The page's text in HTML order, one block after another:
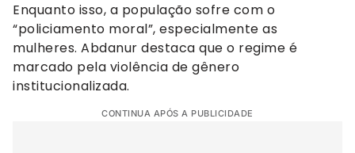
Enquanto isso, a população sofre com o
“policiamento moral”, especialmente as
mulheres. Abdanur destaca que o regime é
marcado pela violência de gênero
institucionalizada.
CONTINUA APÓS A PUBLICIDADE